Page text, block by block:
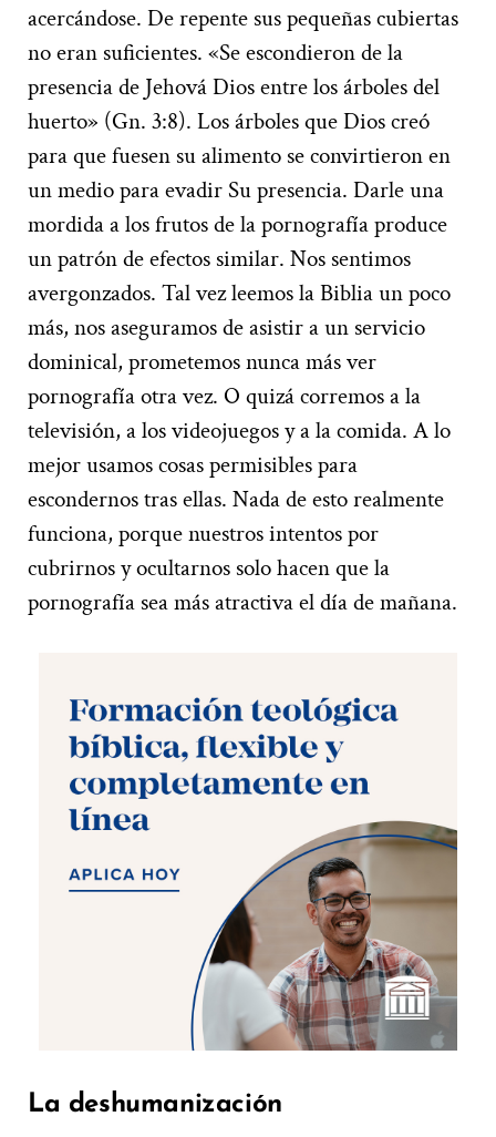
acercándose. De repente sus pequeñas cubiertas
no eran suficientes. «Se escondieron de la
presencia de Jehová Dios entre los árboles del
huerto» (Gn. 3:8). Los árboles que Dios creó
para que fuesen su alimento se convirtieron en
un medio para evadir Su presencia. Darle una
mordida a los frutos de la pornografía produce
un patrón de efectos similar. Nos sentimos
avergonzados. Tal vez leemos la Biblia un poco
más, nos aseguramos de asistir a un servicio
dominical, prometemos nunca más ver
pornografía otra vez. O quizá corremos a la
televisión, a los videojuegos y a la comida. A lo
mejor usamos cosas permisibles para
escondernos tras ellas. Nada de esto realmente
funciona, porque nuestros intentos por
cubrirnos y ocultarnos solo hacen que la
pornografía sea más atractiva el día de mañana.
La deshumanización